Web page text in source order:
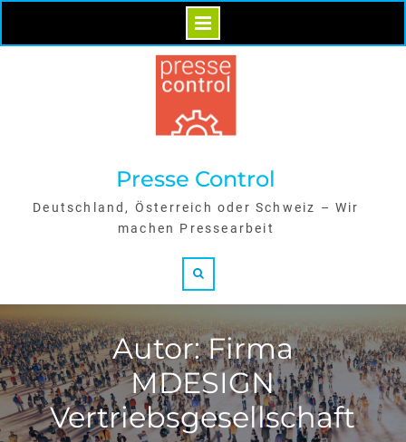
Skip
Presse Control
Deutschland, Österreich oder Schweiz – Wir
machen Pressearbeit
Autor: Firma
MDESIGN
Vertriebsgesellschaft